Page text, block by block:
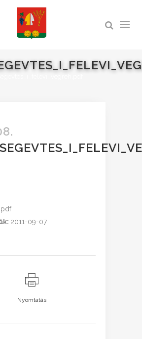
pdf
2011-09-07
Nyomtatás